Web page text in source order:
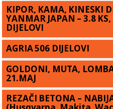
KIPOR, KAMA, KINESKI
YANMAR JAPAN – 3.8 KS,
DIJELOVI
AGRIA 506 DIJELOVI
GOLDONI, MUTA,
21.MAJ
REZAČI BETONA –